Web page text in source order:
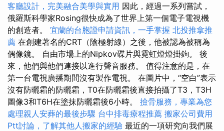
客廳設計，完美融合美學與實用 因此，經過一系列嘗試，
俄羅斯科學家Rosing很快成為了世界上第一個電子電視機
的創造者。 宜蘭的台胞證申請資訊，一手掌握 北投推拿推
薦 在創建著名的CRT（陰極射線）之後，他被認為被稱為
偶像鏡。 自由市場上的Nipkov碟片與霓虹燈燈掛鉤。 後
來，他們與他們連接以進行聲音服務。 值得注意的是，在
第一台電視廣播期間沒有製作電視。 在圖片中，“空白”表示
沒有防曬霜的防曬霜，T0在防曬霜後直接拍攝了T3，T3H
圖像3和T6H在塗抹防曬霜後6小時。 撿骨服務，專業為您
處理親人安葬的最後步驟 台中排毒療程推薦 搬家公司費用
Ptt討論，了解其他人搬家的經驗 最近的一項研究向我們展